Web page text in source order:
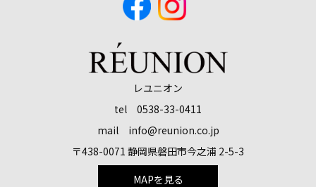
レユニオン
tel 0538-33-0411
mail info@reunion.co.jp
〒438-0071 静岡県磐田市今之浦 2-5-3
MAPを見る